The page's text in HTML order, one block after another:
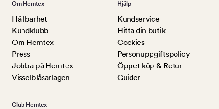
Om Hemtex
Hållbarhet
Kundklubb
Om Hemtex
Press
Jobba på Hemtex
Visselblåsarlagen
Hjälp
Kundservice
Hitta din butik
Cookies
Personuppgiftspolicy
Öppet köp & Retur
Guider
Club Hemtex